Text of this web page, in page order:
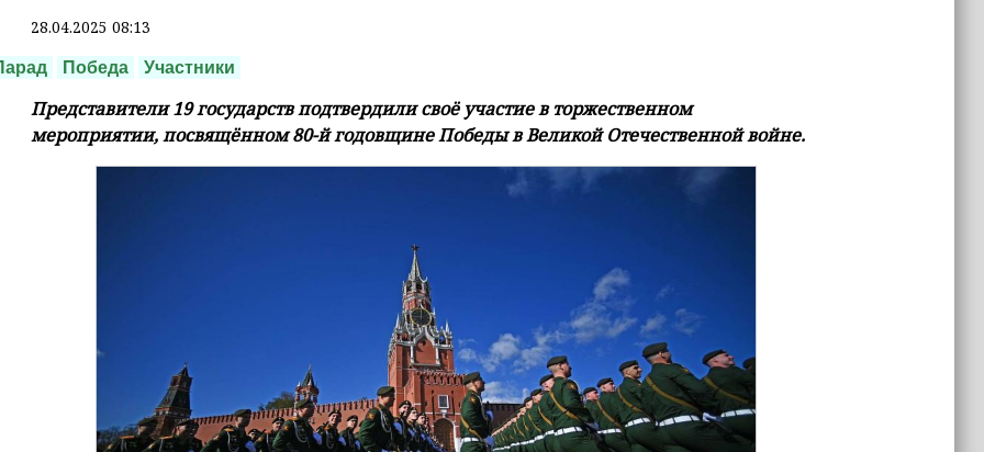
28.04.2025 08:13
Победа Участники
Представители 19 государств подтвердили своё участие в торжественном
мероприятии, посвящённом 80-й годовщине Победы в Великой Отечественной войне.